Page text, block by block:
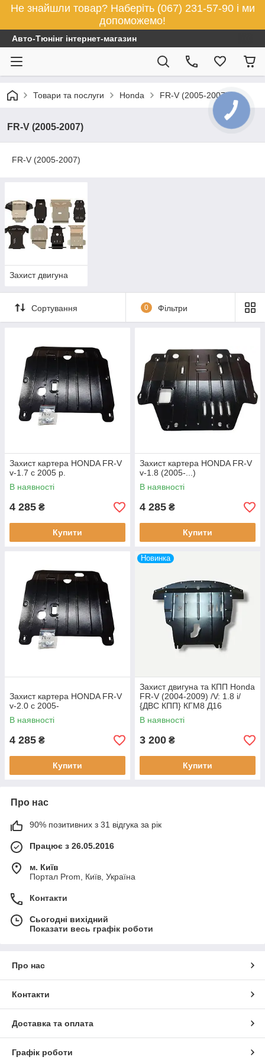
Не знайшли товар? Наберіть (067) 231-57-90 і ми
допоможемо!
Авто-Тюнінг інтернет-магазин
Товари та послуги Honda FR-V (2005-2007)
FR-V (2005-2007)
FR-V (2005-2007)
Захист двигуна
Сортування 0 Фільтри
Захист картера HONDA FR-V
v-1.7 c 2005 р.
В наявності
4 285 ₴
Купити
Захист картера HONDA FR-V
v-1.8 (2005-...)
В наявності
4 285 ₴
Купити
Захист картера HONDA FR-V
v-2.0 c 2005-
В наявності
4 285 ₴
Купити
Новинка
Захист двигуна та КПП Honda
FR-V (2004-2009) /V: 1.8 i/
{ДВС КПП} КГМ8 Д16
В наявності
3 200 ₴
Купити
Про нас
90% позитивних з 31 відгука за рік
Працює з 26.05.2016
м. Київ
Портал Prom, Київ, Україна
Контакти
Сьогодні вихідний
Показати весь графік роботи
Про нас
Контакти
Доставка та оплата
Графік роботи
КНОПКА
ЗВ'ЯЗКУ